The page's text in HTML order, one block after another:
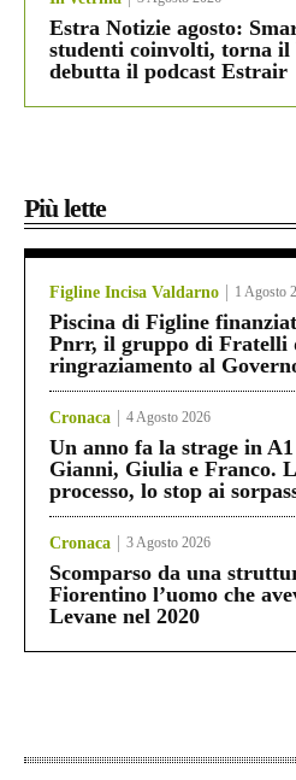
Estra Notizie agosto:
studenti coinvolti, torna il
debutta il podcast Estrair
Più lette
Figline Incisa Valdarno 1 Agosto
Piscina di Figline
Pnrr, il gruppo di Fratelli
ringraziamento al
Cronaca 4 Agosto 2026
Un anno fa la strage in
Gianni, Giulia e Franco.
processo, lo stop ai
Cronaca 3 Agosto 2026
Scomparso da una
Fiorentino l’uomo che
Levane nel 2020